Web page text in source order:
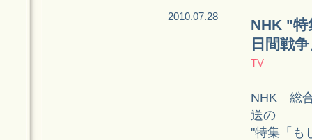
2010.07.28
NHK "特
日間戦
TV
NHK 総合
送の
"特集「も